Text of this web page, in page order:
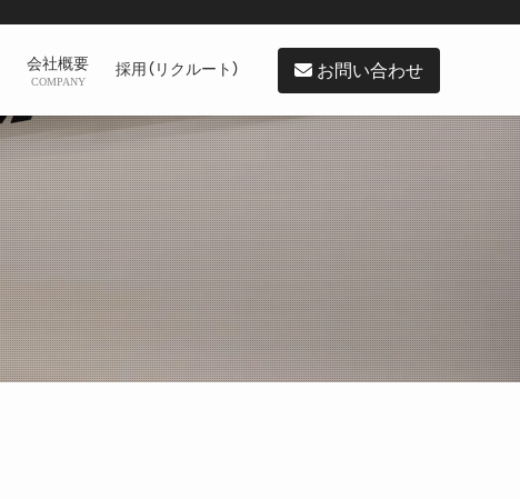
会社概要
COMPANY
採用（リクルート） お問い合わせ